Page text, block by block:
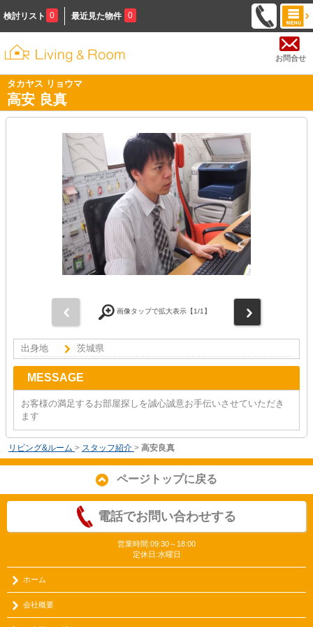
検討リスト 0 最近見た物件 0
お問合せ
タカヤス リョウマ
高安 良真
画像タップで拡大表示【1/1】
出身地 茨城県
MESSAGE
お客様の満足するお部屋探しを誠心誠意お手伝いさせていただき
ます
リビング&ルーム > スタッフ紹介 > 高安良真
ページトップに戻る
電話でお問い合わせする
営業時間:09:30～18:00
定休日:水曜日
ホーム
会社概要